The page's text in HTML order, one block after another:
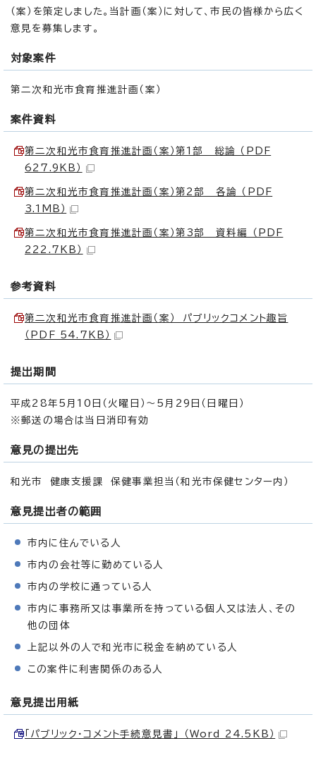
（案）を策定しました。当計画（案）に対して、市民の皆様から広く
意見を募集します。
対象案件
第二次和光市食育推進計画（案）
案件資料
第二次和光市食育推進計画（案）第1部 総論 （PDF
627.9KB）
第二次和光市食育推進計画（案）第2部 各論 （PDF
3.1MB）
第二次和光市食育推進計画（案）第3部 資料編 （PDF
222.7KB）
参考資料
第二次和光市食育推進計画（案） パブリックコメント趣旨
（PDF 54.7KB）
提出期間
平成28年5月10日（火曜日）～5月29日（日曜日）
※郵送の場合は当日消印有効
意見の提出先
和光市 健康支援課 保健事業担当（和光市保健センター内）
意見提出者の範囲
市内に住んでいる人
市内の会社等に勤めている人
市内の学校に通っている人
市内に事務所又は事業所を持っている個人又は法人、その
他の団体
上記以外の人で和光市に税金を納めている人
この案件に利害関係のある人
意見提出用紙
「パブリック・コメント手続意見書」 （Word 24.5KB）